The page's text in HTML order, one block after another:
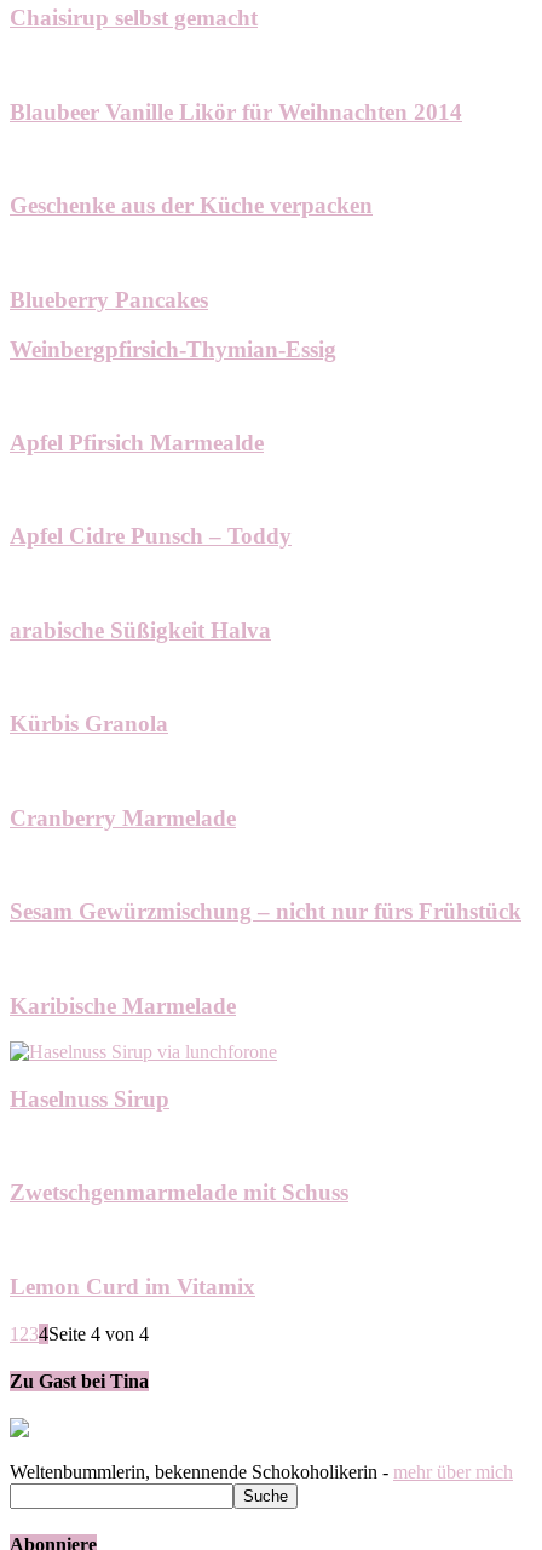
Chaisirup selbst gemacht
Blaubeer Vanille Likör für Weihnachten 2014
Geschenke aus der Küche verpacken
Blueberry Pancakes
Weinbergpfirsich-Thymian-Essig
Apfel Pfirsich Marmealde
Apfel Cidre Punsch – Toddy
arabische Süßigkeit Halva
Kürbis Granola
Cranberry Marmelade
Sesam Gewürzmischung – nicht nur fürs Frühstück
Karibische Marmelade
Haselnuss Sirup
Zwetschgenmarmelade mit Schuss
Lemon Curd im Vitamix
1 234Seite 4 von 4
Zu Gast bei Tina
Weltenbummlerin, bekennende Schokoholikerin - mehr über mich
Abonniere